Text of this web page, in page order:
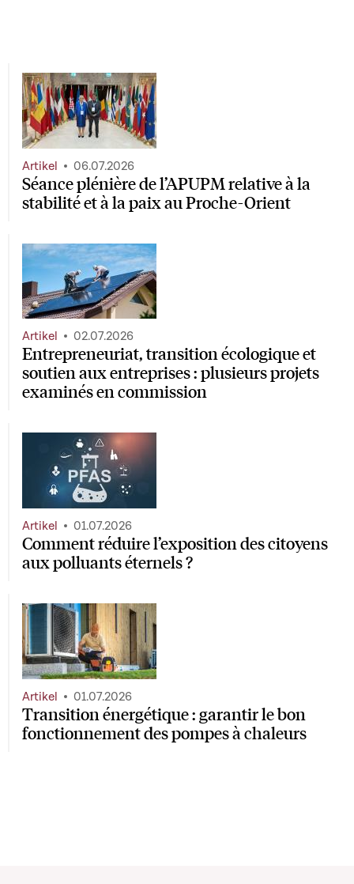
Séance plénière de l’APUPM relative à la
stabilité et à la paix au Proche-Orient
Artikel 06.07.2026
Entrepreneuriat, transition écologique et
soutien aux entreprises : plusieurs projets
examinés en commission
Artikel 02.07.2026
Comment réduire l’exposition des citoyens
aux polluants éternels ?
Artikel 01.07.2026
Transition énergétique : garantir le bon
fonctionnement des pompes à chaleurs
Artikel 01.07.2026